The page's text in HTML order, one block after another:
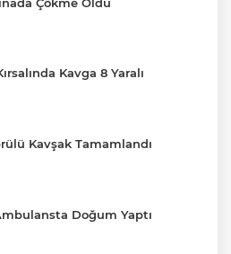
Kavga 8 Yaralı
Kavşak Tamamlandı
Doğum Yaptı